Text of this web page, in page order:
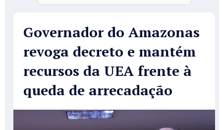
Governador do Amazonas
revoga decreto e mantém
recursos da UEA frente à
queda de arrecadação